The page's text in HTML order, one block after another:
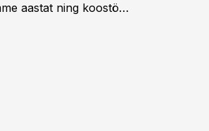
aastat ning koostöö